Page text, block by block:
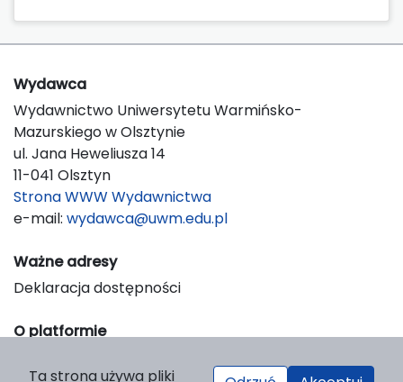
Wydawca
Wydawnictwo Uniwersytetu Warmińsko-
Mazurskiego w Olsztynie
ul. Jana Heweliusza 14
11-041 Olsztyn
Strona WWW Wydawnictwa
e-mail: wydawca@uwm.edu.pl
Ważne adresy
Deklaracja dostępności
O platformie
Ta strona używa pliki